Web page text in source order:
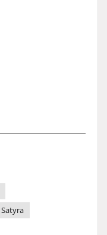
Satyra